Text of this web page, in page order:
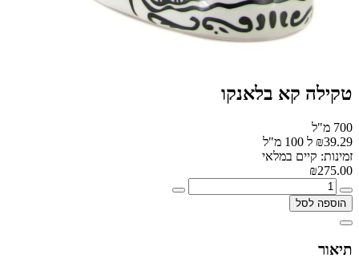
טקילה קא בלאנקו
700 מ"ל
₪39.29 ל 100 מ"ל
זמינות: קיים במלאי
₪275.00
הוספה לסל
תיאור